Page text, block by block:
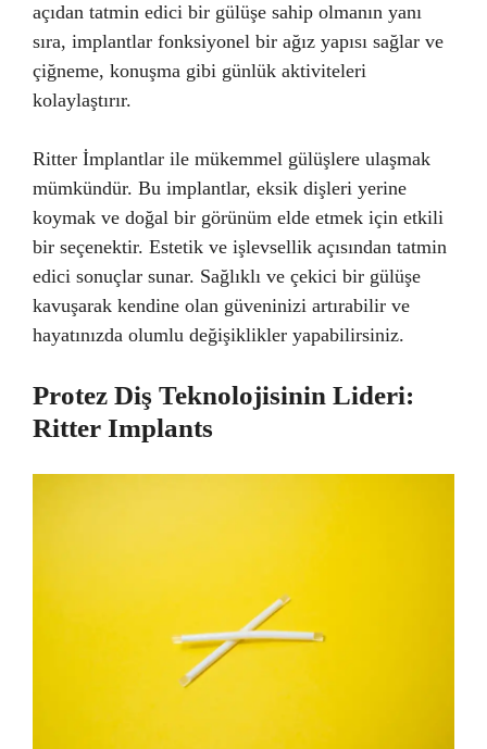
açıdan tatmin edici bir gülüşe sahip olmanın yanı
sıra, implantlar fonksiyonel bir ağız yapısı sağlar ve
çiğneme, konuşma gibi günlük aktiviteleri
kolaylaştırır.
Ritter İmplantlar ile mükemmel gülüşlere ulaşmak
mümkündür. Bu implantlar, eksik dişleri yerine
koymak ve doğal bir görünüm elde etmek için etkili
bir seçenektir. Estetik ve işlevsellik açısından tatmin
edici sonuçlar sunar. Sağlıklı ve çekici bir gülüşe
kavuşarak kendine olan güveninizi artırabilir ve
hayatınızda olumlu değişiklikler yapabilirsiniz.
Protez Diş Teknolojisinin Lideri:
Ritter Implants